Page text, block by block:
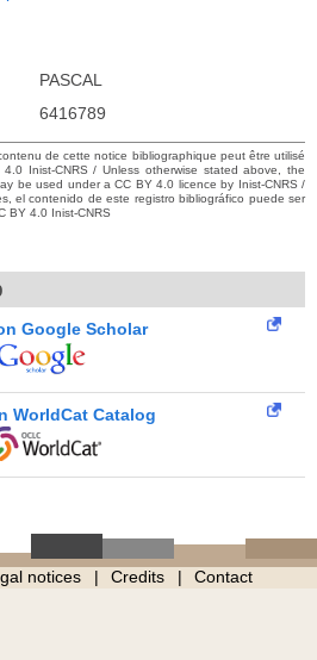
PASCAL
6416789
de cette notice bibliographique peut être utilisé
Inist-CNRS / Unless otherwise stated above, the
be used under a CC BY 4.0 licence by Inist-CNRS /
el contenido de este registro bibliográfico puede ser
BY 4.0 Inist-CNRS
Google Scholar
WorldCat Catalog
notices Credits Contact